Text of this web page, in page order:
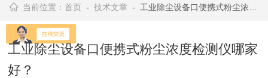
当前位置：首页 -技术文章 - 工业除尘设备口便携式粉尘浓度检测仪哪家好？
工业除尘设备口便携式粉尘浓度检测仪哪家
好？